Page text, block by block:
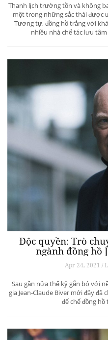
Thanh lịch trường tồn và không
một trong những sắc thái được
Tương tự, đồng hồ trắng với
nhiều nhà chế tác lưu
Độc quyền: Trò
ngành đồng hồ
Apr 24, 2021 /
Sau gần nửa thế kỷ gắn bó với
gia Jean-Claude Biver mới đây đã
đế chế đồng